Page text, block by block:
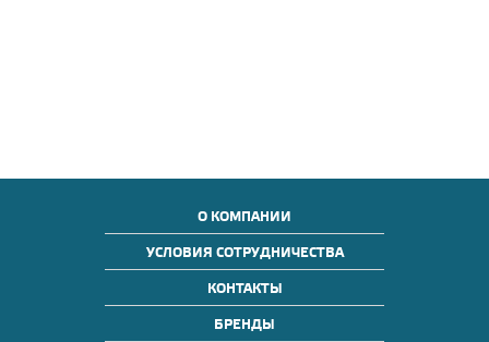
О КОМПАНИИ
УСЛОВИЯ СОТРУДНИЧЕСТВА
КОНТАКТЫ
БРЕНДЫ